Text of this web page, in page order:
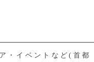
イベントなど(首都